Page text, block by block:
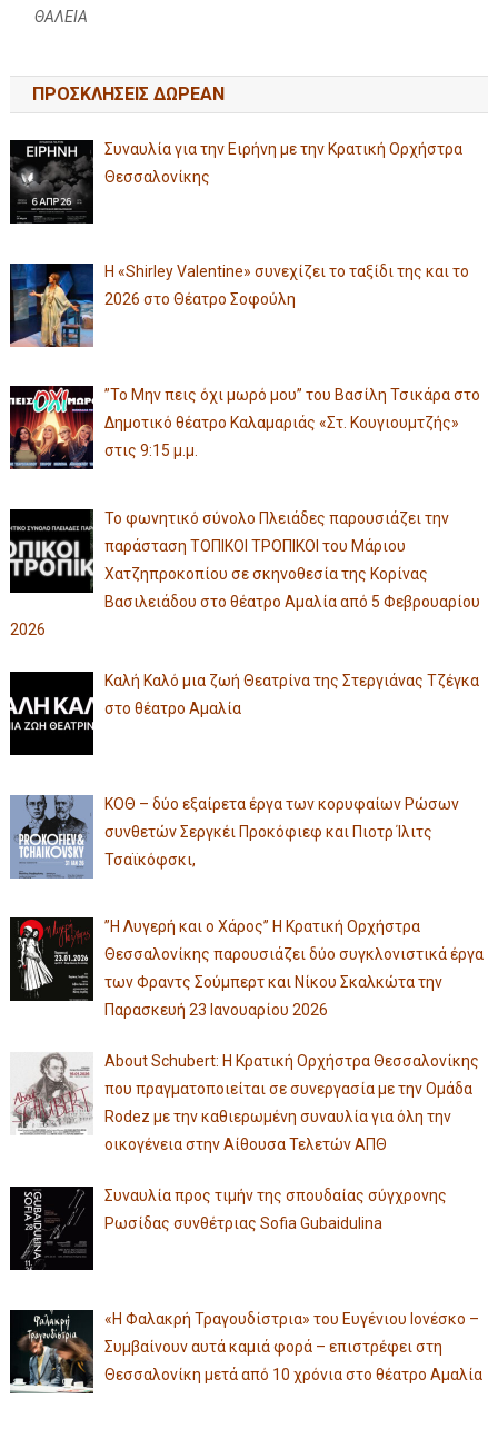
ΘΑΛΕΙΑ
ΠΡΟΣΚΛΗΣΕΙΣ ΔΩΡΕΑΝ
Συναυλία για την Ειρήνη με την Κρατική Ορχήστρα
Θεσσαλονίκης
Η «Shirley Valentine» συνεχίζει το ταξίδι της και το
2026 στο Θέατρο Σοφούλη
”Το Μην πεις όχι μωρό μου” του Βασίλη Τσικάρα στο
Δημοτικό θέατρο Καλαμαριάς «Στ. Κουγιουμτζής»
στις 9:15 μ.μ.
Το φωνητικό σύνολο Πλειάδες παρουσιάζει την
παράσταση ΤΟΠΙΚΟΙ ΤΡΟΠΙΚΟΙ του Μάριου
Χατζηπροκοπίου σε σκηνοθεσία της Κορίνας
Βασιλειάδου στο θέατρο Αμαλία από 5 Φεβρουαρίου
2026
Καλή Καλό μια ζωή Θεατρίνα της Στεργιάνας Τζέγκα
στο θέατρο Αμαλία
ΚΟΘ – δύο εξαίρετα έργα των κορυφαίων Ρώσων
συνθετών Σεργκέι Προκόφιεφ και Πιοτρ Ίλιτς
Τσαϊκόφσκι,
”Η Λυγερή και ο Χάρος” Η Κρατική Ορχήστρα
Θεσσαλονίκης παρουσιάζει δύο συγκλονιστικά έργα
των Φραντς Σούμπερτ και Νίκου Σκαλκώτα την
Παρασκευή 23 Ιανουαρίου 2026
About Schubert: Η Κρατική Ορχήστρα Θεσσαλονίκης
που πραγματοποιείται σε συνεργασία με την Ομάδα
Rodez με την καθιερωμένη συναυλία για όλη την
οικογένεια στην Αίθουσα Τελετών ΑΠΘ
Συναυλία προς τιμήν της σπουδαίας σύγχρονης
Ρωσίδας συνθέτριας Sofia Gubaidulina
«Η Φαλακρή Τραγουδίστρια» του Ευγένιου Ιονέσκο –
Συμβαίνουν αυτά καμιά φορά – επιστρέφει στη
Θεσσαλονίκη μετά από 10 χρόνια στο θέατρο Αμαλία